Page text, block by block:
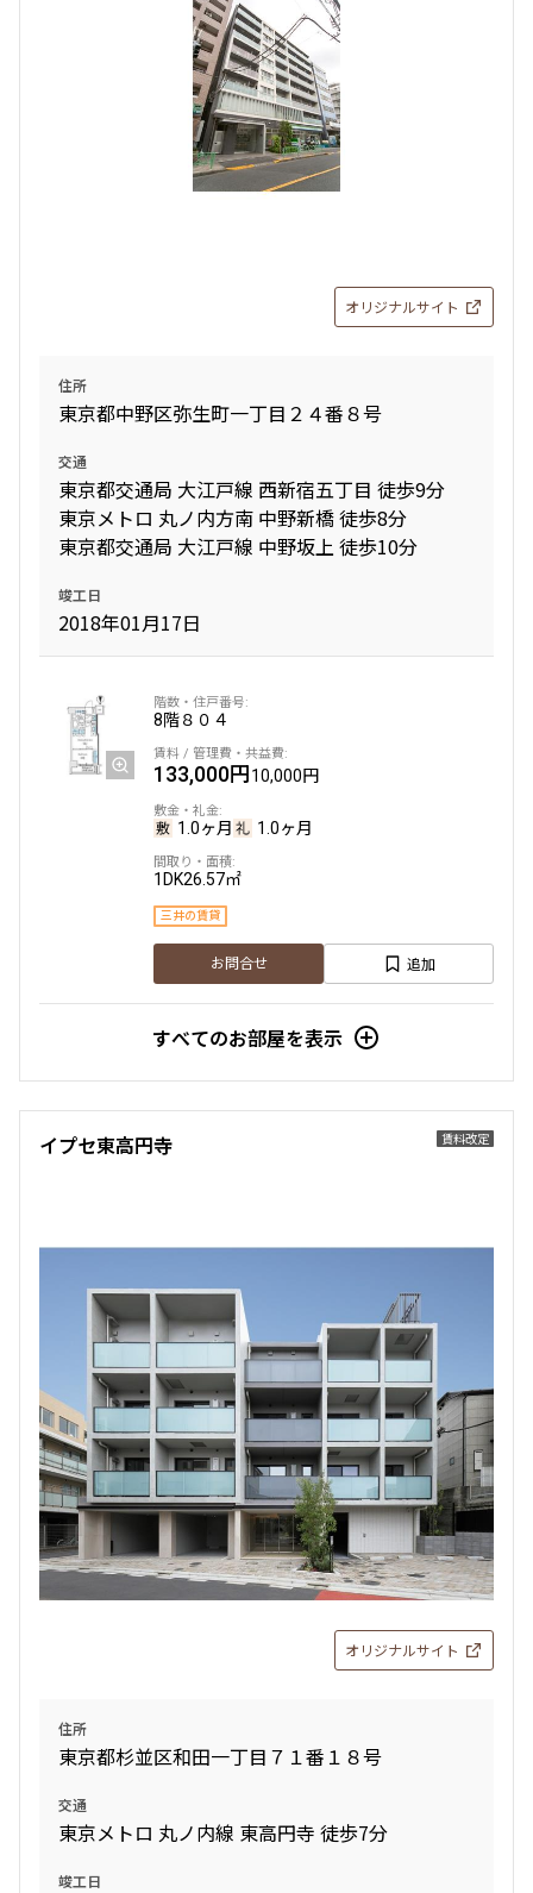
オリジナルサイト
住所
東京都中野区弥生町一丁目２４番８号
交通
東京都交通局 大江戸線 西新宿五丁目 徒歩9分
東京メトロ 丸ノ内方南 中野新橋 徒歩8分
東京都交通局 大江戸線 中野坂上 徒歩10分
竣工日
2018年01月17日
8階８０４
133,000円10,000円
1.0ヶ月 1.0ヶ月
1DK26.57㎡
三井の賃貸
お問合せ 追加
すべてのお部屋を表示
賃料改定
イプセ東高円寺
オリジナルサイト
住所
東京都杉並区和田一丁目７１番１８号
交通
東京メトロ 丸ノ内線 東高円寺 徒歩7分
竣工日